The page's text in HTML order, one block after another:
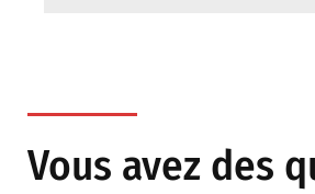
Vous avez des